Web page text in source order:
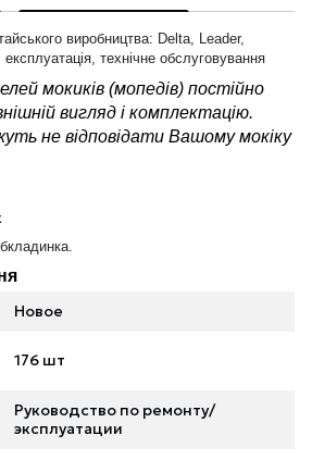
виробництва: Delta, Leader,
технічне обслуговування
мокиків (мопедів) постійно
вигляд і комплектацію.
не відповідати Вашому мокіку
Новое
176 шт
Руководство по ремонту/
эксплуатации